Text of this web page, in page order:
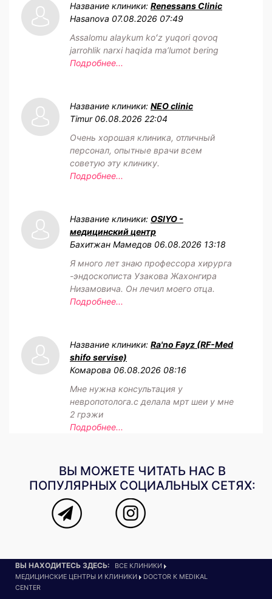
Название клиники: Renessans Clinic
Hasanova 07.08.2026 07:49
Assalomu alaykum koʻz yuqori qovoq
jarrohlik narxi haqida maʼlumot bering
Подробнее...
Название клиники: NEO clinic
Timur 06.08.2026 22:04
Очень хорошая клиника, отличный
персонал, опытные врачи всем
советую эту клинику.
Подробнее...
Название клиники: OSIYO -
медицинский центр
Бахитжан Мамедов 06.08.2026 13:18
Я много лет знаю профессора хирурга
-эндоскописта Узакова Жахонгира
Низамовича. Он лечил моего отца.
Подробнее...
Название клиники: Ra'no Fayz (RF-Med
shifo servise)
Комарова 06.08.2026 08:16
Мне нужна консультация у
невропотолога.с делала мрт шеи у мне
2 грэжи
Подробнее...
ВЫ МОЖЕТЕ ЧИТАТЬ НАС В
ПОПУЛЯРНЫХ СОЦИАЛЬНЫХ СЕТЯХ:
ВЫ НАХОДИТЕСЬ ЗДЕСЬ:
ВСЕ КЛИНИКИ
МЕДИЦИНСКИЕ ЦЕНТРЫ И КЛИНИКИ
DOCTOR K MEDIKAL
CENTER